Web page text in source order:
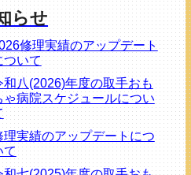
らせ
修理実績のアップデート
ついて
和八(2026)年度の取手おも
ゃ病院スケジュールについ
理実績のアップデートにつ
て